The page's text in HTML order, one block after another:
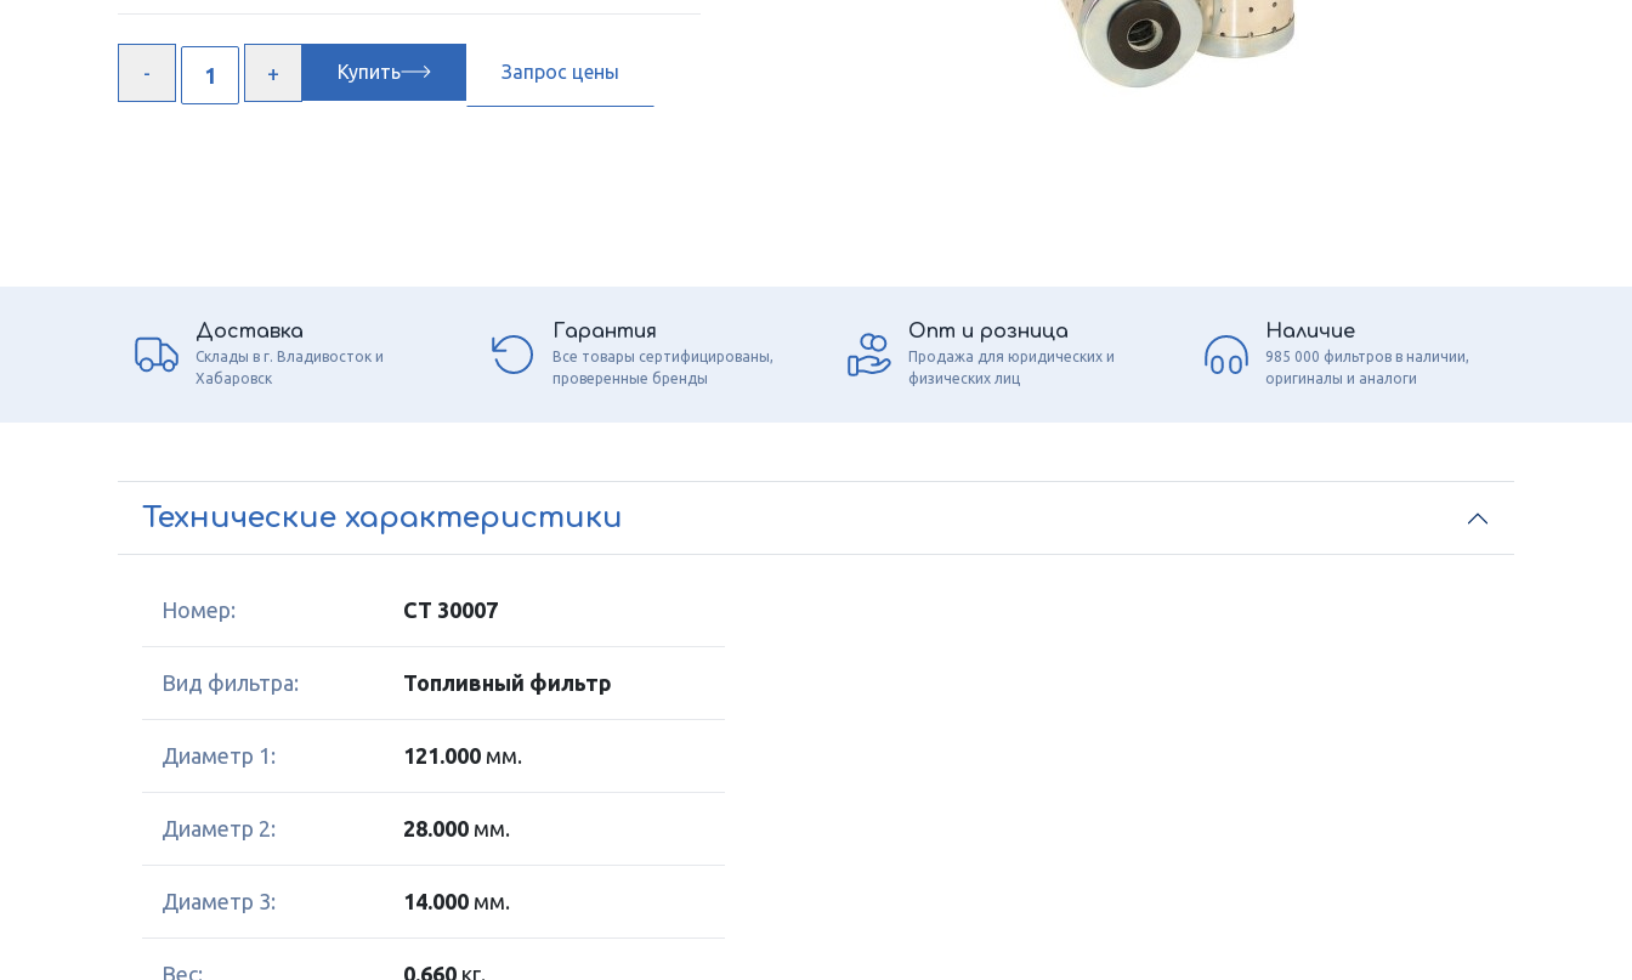
Купить Запрос цены
Доставка
Склады в г. Владивосток и
Хабаровск
Гарантия
Все товары сертифицированы,
проверенные бренды
Опт и розница
Продажа для юридических и
физических лиц
Наличие
985 000 фильтров в наличии,
оригиналы и аналоги
Технические характеристики
Номер: CT 30007
Вид фильтра: Топливный фильтр
Диаметр 1: 121.000 мм.
Диаметр 2: 28.000 мм.
Диаметр 3: 14.000 мм.
Вес: 0.660 кг.